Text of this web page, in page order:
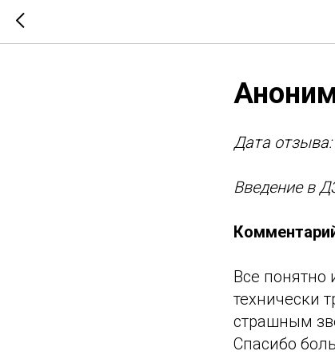
Дата
Введение в
Все понятно
технически
страшным
Спасибо